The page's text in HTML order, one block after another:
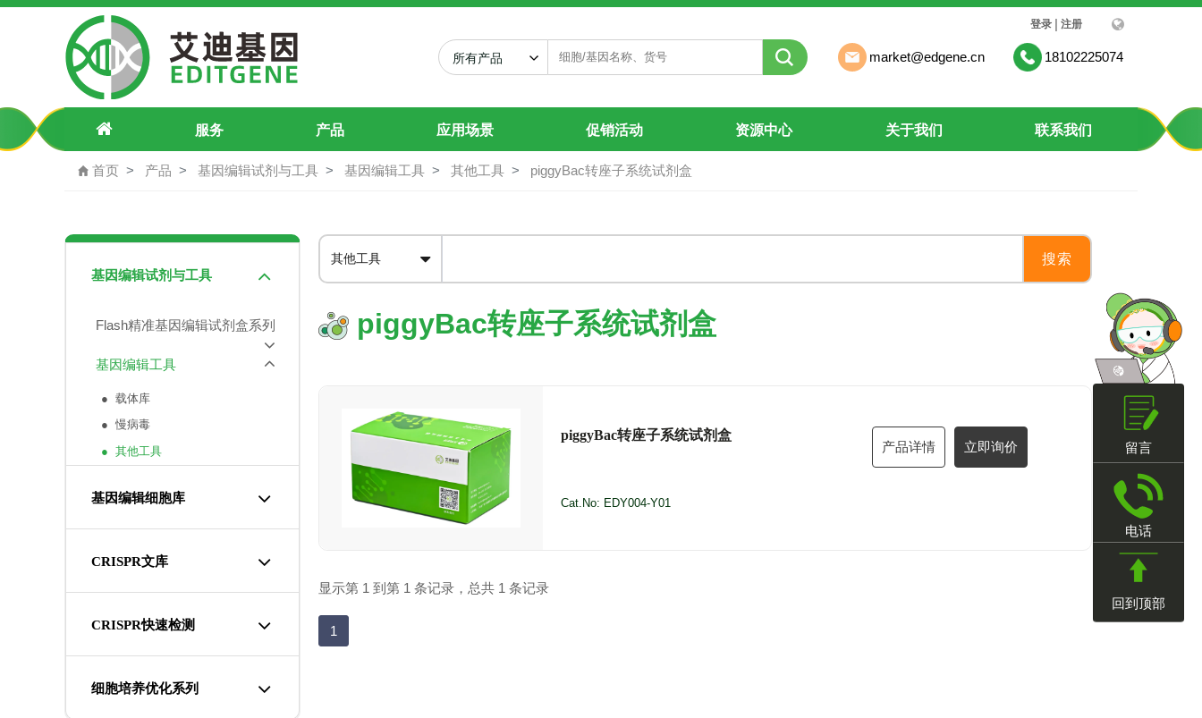
piggyBac转座子系统试剂盒 | piggyBac转座子载体价格 | PB系统质粒公司
所有产品 market@edgene.cn 18102225074
登录 | 注册
服务 产品 应用场景 促销活动 资源中心 关于我们 联系我们
首页 产品 基因编辑试剂与工具 基因编辑工具 其他工具 piggyBac转座子系统试剂盒
基因编辑试剂与工具
Flash精准基因编辑试剂盒系列
基因编辑工具
● 载体库
● 慢病毒
● 其他工具
基因编辑细胞库
CRISPR文库
CRISPR快速检测
细胞培养优化系列
其他工具 搜索
piggyBac转座子系统试剂盒
piggyBac转座子系统试剂盒
产品详情 立即询价
Cat.No: EDY004-Y01
显示第 1 到第 1 条记录，总共 1 条记录
1
留言
电话
回到顶部